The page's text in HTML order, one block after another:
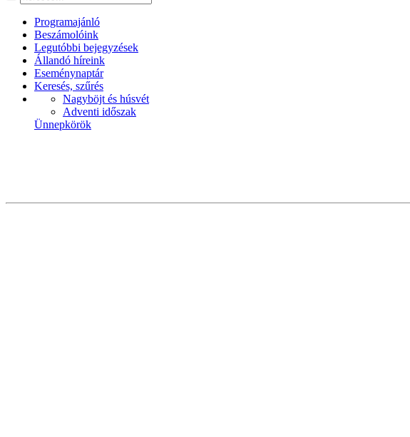
Programajánló
Beszámolóink
Legutóbbi bejegyzések
Állandó híreink
Eseménynaptár
Keresés, szűrés
Nagyböjt és húsvét
Adventi időszak
Ünnepkörök